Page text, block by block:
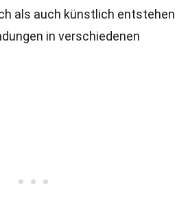
als auch künstlich entstehen
in verschiedenen